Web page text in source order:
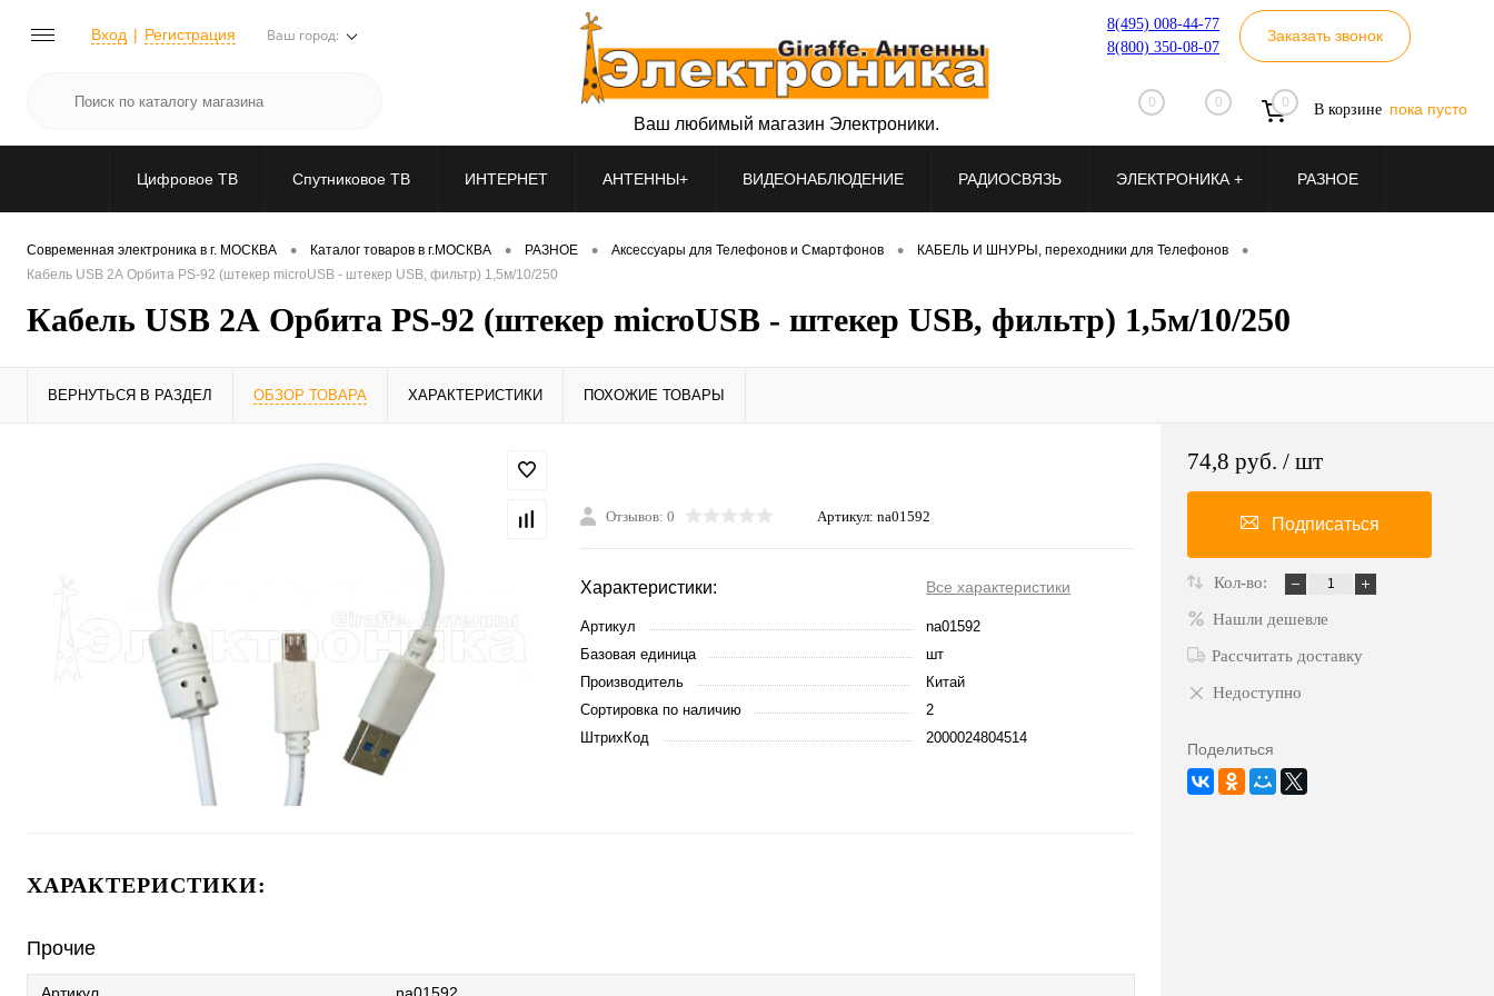
Вход Регистрация Ваш город:
8(495) 008-44-77
8(800) 350-08-07
Заказать звонок
0 0 0 В корзине пока пусто
Ваш любимый магазин Электроники.
Цифровое ТВ Спутниковое ТВ ИНТЕРНЕТ АНТЕННЫ+ ВИДЕОНАБЛЮДЕНИЕ РАДИОСВЯЗЬ ЭЛЕКТРОНИКА + РАЗНОЕ
Современная электроника в г. МОСКВА • Каталог товаров в г.МОСКВА • РАЗНОЕ • Аксессуары для Телефонов и Смартфонов • КАБЕЛЬ И ШНУРЫ, переходники для Телефонов •
Кабель USB 2А Орбита PS-92 (штекер microUSB - штекер USB, фильтр) 1,5м/10/250
Кабель USB 2А Орбита PS-92 (штекер microUSB - штекер USB, фильтр) 1,5м/10/250
ВЕРНУТЬСЯ В РАЗДЕЛ ОБЗОР ТОВАРА ХАРАКТЕРИСТИКИ ПОХОЖИЕ ТОВАРЫ
Отзывов: 0 Артикул: na01592
Характеристики: Все характеристики
Артикул
na01592
Базовая единица
шт
Производитель
Китай
Сортировка по наличию
2
ШтрихКод
2000024804514
ХАРАКТЕРИСТИКИ:
Прочие
74,8 руб. / шт
Подписаться
Кол-во:
Нашли дешевле
Рассчитать доставку
Недоступно
Поделиться